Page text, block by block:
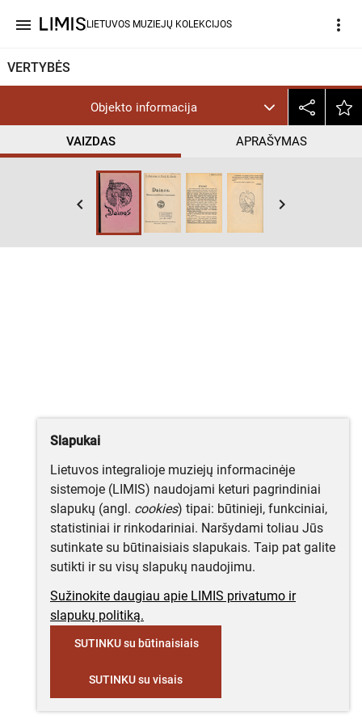
menu LIETUVOS MUZIEJŲ KOLEKCIJOS more_vert
VERTYBĖS
Objekto informacija
VAIZDAS APRAŠYMAS
keyboard_arrow_left keyboard_arrow_right
Slapukai
Lietuvos integralioje muziejų informacinėje
sistemoje (LIMIS) naudojami keturi pagrindiniai
slapukų (angl. cookies) tipai: būtinieji, funkciniai,
statistiniai ir rinkodariniai. Naršydami toliau Jūs
sutinkate su būtinaisiais slapukais. Taip pat galite
sutikti ir su visų slapukų naudojimu.
Sužinokite daugiau apie LIMIS privatumo ir
slapukų politiką.
SUTINKU su būtinaisiais
SUTINKU su visais